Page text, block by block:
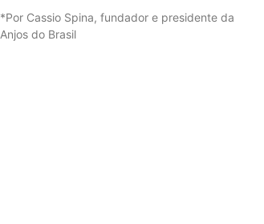
*Por Cassio Spina, fundador e presidente da
Anjos do Brasil